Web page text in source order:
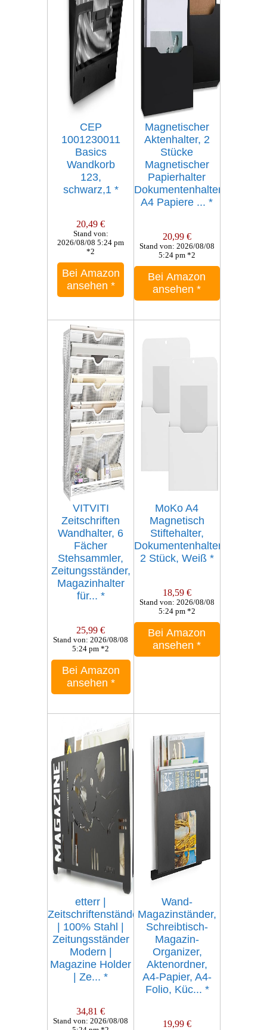
CEP
1001230011
Basics
Wandkorb
123,
schwarz,1 *
20,49 €
Stand von:
2026/08/08 5:24 pm
*2
Bei Amazon
ansehen *
Magnetischer
Aktenhalter, 2
Stücke
Magnetischer
Papierhalter
Dokumentenhalter,
A4 Papiere ...*
20,99 €
Stand von: 2026/08/08
5:24 pm *2
Bei Amazon
ansehen*
VITVITI
Zeitschriften
Wandhalter, 6
Fächer
Stehsammler,
Zeitungsständer,
Magazinhalter
für... *
25,99 €
Stand von: 2026/08/08
5:24 pm *2
Bei Amazon
ansehen *
MoKo A4
Magnetisch
Stiftehalter,
Dokumentenhalter,
2 Stück, Weiß *
18,59 €
Stand von: 2026/08/08
5:24 pm *2
Bei Amazon
ansehen*
etterr |
Zeitschriftenständer
| 100% Stahl |
Zeitungsständer
Modern |
Magazine Holder
| Ze... *
34,81 €
Stand von: 2026/08/08
Wand-
Magazinständer,
Schreibtisch-
Magazin-
Organizer,
Aktenordner,
A4-Papier, A4-
Folio, Küc... *
19,99 €